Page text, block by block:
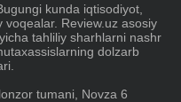
kunda iqtisodiyot,
Review.uz asosiy
tahliliy sharhlarni nashr
dolzarb
tumani, Novza 6